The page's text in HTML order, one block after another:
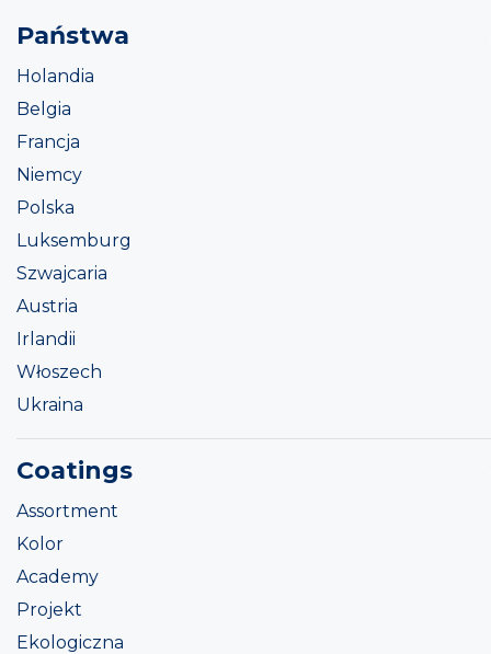
Państwa
Holandia
Belgia
Francja
Niemcy
Polska
Luksemburg
Szwajcaria
Austria
Irlandii
Włoszech
Ukraina
Coatings
Assortment
Kolor
Academy
Projekt
Ekologiczna